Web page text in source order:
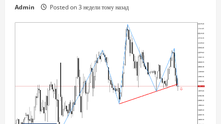
Admin Posted on 3 недели тому назад